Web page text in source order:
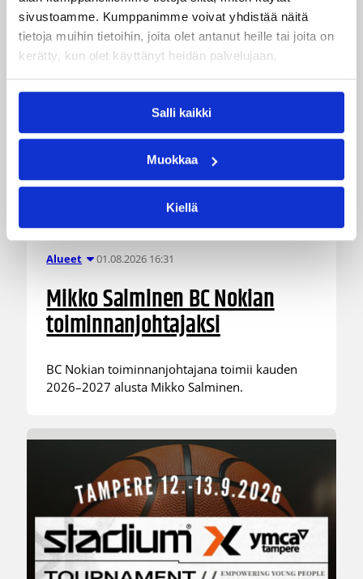
sivustoamme. Kumppanimme voivat yhdistää näitä
tietoja muihin tietoihin, joita olet antanut heille tai joita on
kerätty, kun olet käyttänyt heidän palvelujaan.
Salli kaikki
Muokkaa
Kiellä
Suomesta kuin ulkomailta.
Alueet 01.08.2026 16:31
Mikko Salminen BC Nokian
toiminnanjohtajaksi
BC Nokian toiminnanjohtajana toimii kauden
2026–2027 alusta Mikko Salminen.